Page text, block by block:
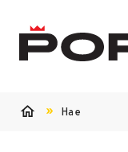
Hae